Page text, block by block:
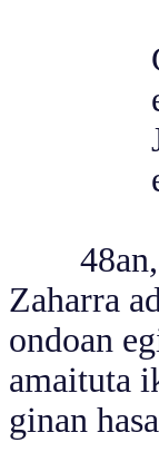
Garbi
ez
48an,
Zaharra
ondoan
amaituta
ginan